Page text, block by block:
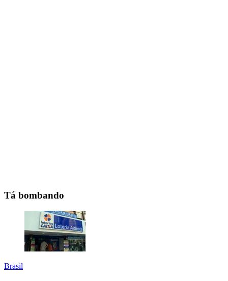
Tá bombando
Brasil